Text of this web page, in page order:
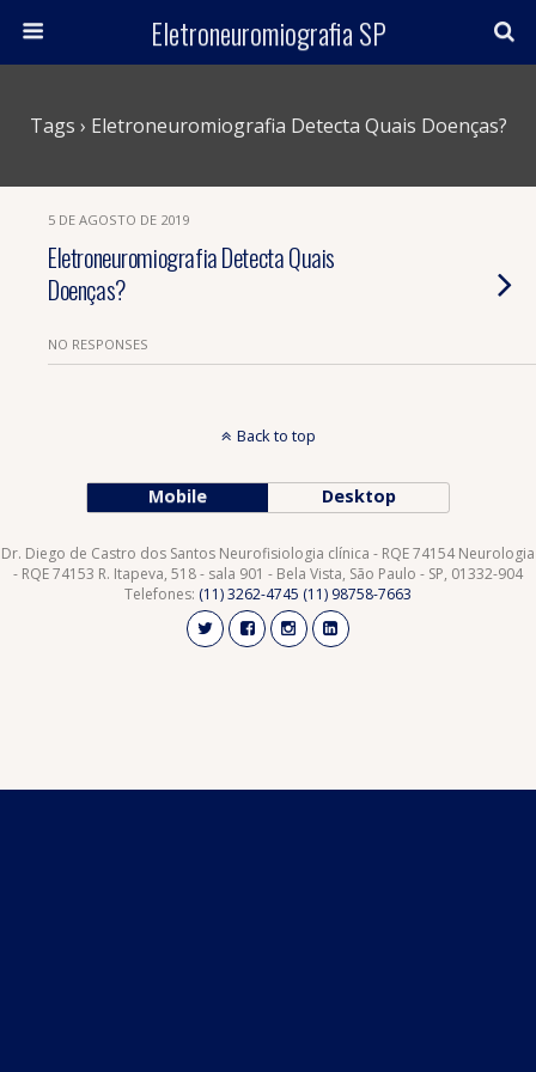
Eletroneuromiografia SP
Tags › Eletroneuromiografia Detecta Quais Doenças?
5 DE AGOSTO DE 2019
Eletroneuromiografia Detecta Quais
Doenças?
NO RESPONSES
Back to top
Mobile Desktop
Dr. Diego de Castro dos Santos Neurofisiologia clínica - RQE 74154 Neurologia
- RQE 74153 R. Itapeva, 518 - sala 901 - Bela Vista, São Paulo - SP, 01332-904
Telefones: (11) 3262-4745 (11) 98758-7663